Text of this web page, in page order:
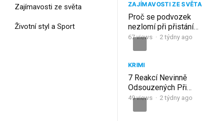
Zajímavosti ze světa
Životní styl a Sport
ZAJÍMAVOSTI ZE SVĚTA
Proč se podvozek
nezlomí při přistání
rychlostí 250 km/h
67views · 2 týdny ago
KRIMI
7 Reakcí Nevinně
Odsouzených Při
Propuštění Na Svobodu
49views · 2 týdny ago